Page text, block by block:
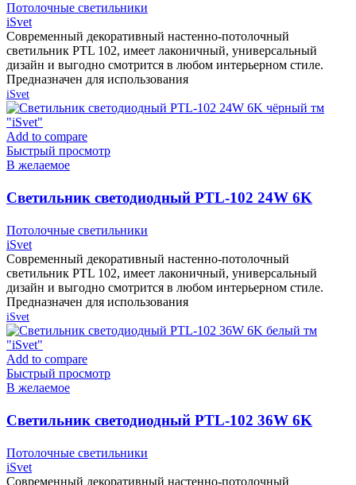
Потолочные светильники
iSvet
Современный декоративный настенно-потолочный
светильник PTL 102, имеет лаконичный, универсальный
дизайн и выгодно смотрится в любом интерьерном стиле.
Предназначен для использования
iSvet
Add to compare
Быстрый просмотр
В желаемое
Cветильник светодиодный PTL-102 24W 6K
Потолочные светильники
iSvet
Современный декоративный настенно-потолочный
светильник PTL 102, имеет лаконичный, универсальный
дизайн и выгодно смотрится в любом интерьерном стиле.
Предназначен для использования
iSvet
Add to compare
Быстрый просмотр
В желаемое
Cветильник светодиодный PTL-102 36W 6K
Потолочные светильники
iSvet
Современный декоративный настенно-потолочный